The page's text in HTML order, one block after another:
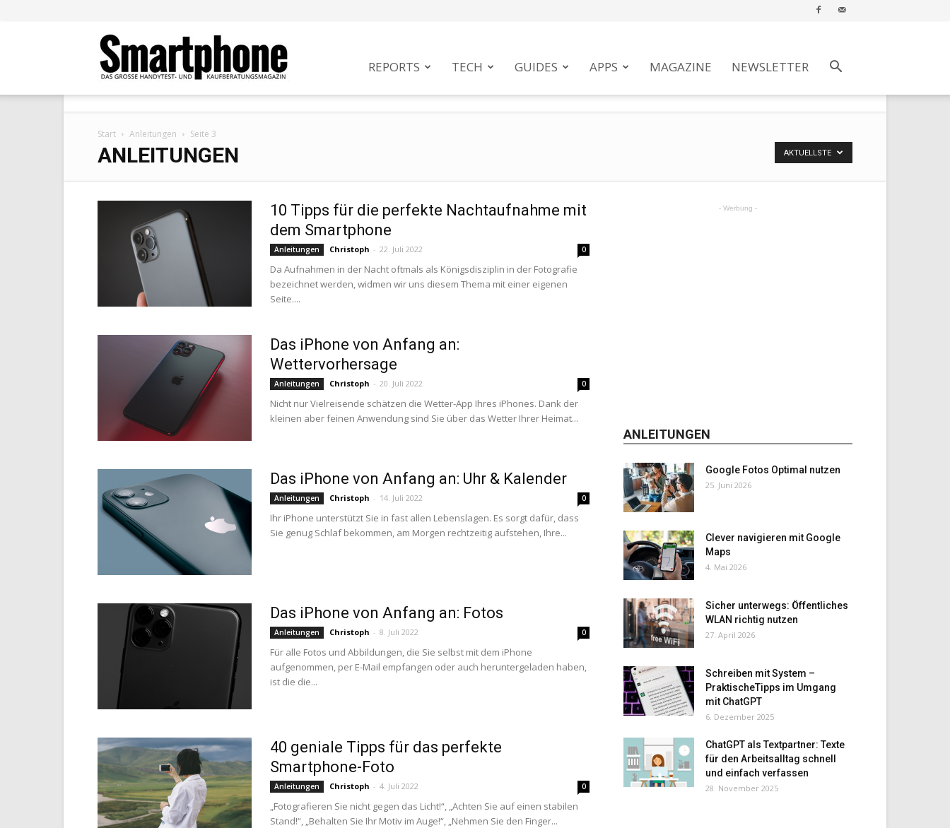
REPORTS TECH GUIDES APPS MAGAZINE NEWSLETTER
Start Anleitungen Seite 3
ANLEITUNGEN AKTUELLSTE
10 Tipps für die perfekte Nachtaufnahme mit
dem Smartphone
Anleitungen Christoph - 22. Juli 2022 0
Da Aufnahmen in der Nacht oftmals als Königsdisziplin in der Fotografie
bezeichnet werden, widmen wir uns diesem Thema mit einer eigenen
Seite....
Das iPhone von Anfang an:
Wettervorhersage
Anleitungen Christoph - 20. Juli 2022 0
Nicht nur Vielreisende schätzen die Wetter-App Ihres iPhones. Dank der
kleinen aber feinen Anwendung sind Sie über das Wetter Ihrer Heimat...
Das iPhone von Anfang an: Uhr & Kalender
Anleitungen Christoph - 14. Juli 2022 0
Ihr iPhone unterstützt Sie in fast allen Lebenslagen. Es sorgt dafür, dass
Sie genug Schlaf bekommen, am Morgen rechtzeitig aufstehen, Ihre...
Das iPhone von Anfang an: Fotos
Anleitungen Christoph - 8. Juli 2022 0
Für alle Fotos und Abbildungen, die Sie selbst mit dem iPhone
aufgenommen, per E-Mail empfangen oder auch heruntergeladen haben,
ist die die...
40 geniale Tipps für das perfekte
Smartphone-Foto
Anleitungen Christoph - 4. Juli 2022 0
„Fotografieren Sie nicht gegen das Licht!“, „Achten Sie auf einen stabilen
Stand!“, „Behalten Sie Ihr Motiv im Auge!“, „Nehmen Sie den Finger...
- Werbung -
ANLEITUNGEN
Google Fotos Optimal nutzen
25. Juni 2026
Clever navigieren mit Google
Maps
4. Mai 2026
Sicher unterwegs: Öffentliches
WLAN richtig nutzen
27. April 2026
Schreiben mit System –
PraktischeTipps im Umgang
mit ChatGPT
6. Dezember 2025
ChatGPT als Textpartner: Texte
für den Arbeitsalltag schnell
und einfach verfassen
28. November 2025